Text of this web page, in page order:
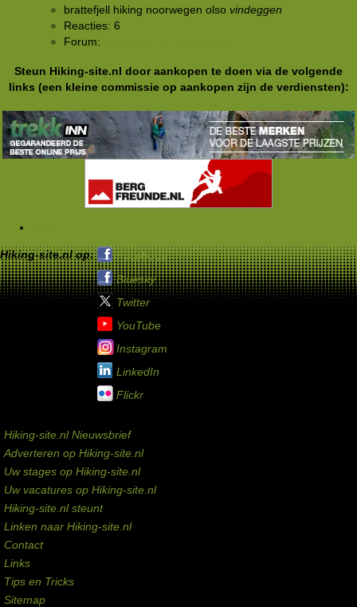
brattefjell hiking noorwegen olso vindeggen
Reacties: 6
Forum:
Steun Hiking-site.nl door aankopen te doen via de volgende
links (een kleine commissie op aankopen zijn de verdiensten):
Hiking-site.nl op:
Facebook
Bluesky
Twitter
YouTube
Instagram
LinkedIn
Flickr
Hiking-site.nl Nieuwsbrief
Adverteren op Hiking-site.nl
Uw stages op Hiking-site.nl
Uw vacatures op Hiking-site.nl
Hiking-site.nl steunt
Linken naar Hiking-site.nl
Contact
Links
Tips en Tricks
Sitemap